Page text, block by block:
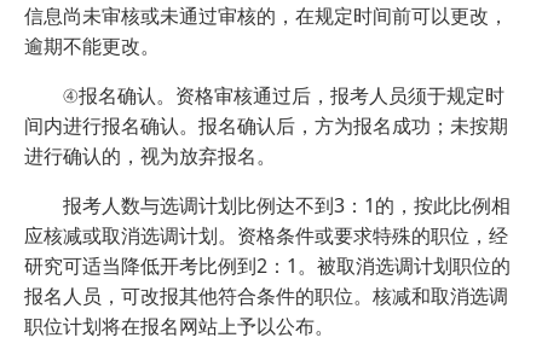
信息尚未审核或未通过审核的，在规定时间前可以更改，
逾期不能更改。
④报名确认。资格审核通过后，报考人员须于规定时
间内进行报名确认。报名确认后，方为报名成功；未按期
进行确认的，视为放弃报名。
报考人数与选调计划比例达不到3：1的，按此比例相
应核减或取消选调计划。资格条件或要求特殊的职位，经
研究可适当降低开考比例到2：1。被取消选调计划职位的
报名人员，可改报其他符合条件的职位。核减和取消选调
职位计划将在报名网站上予以公布。